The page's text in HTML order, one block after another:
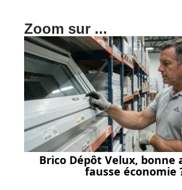
Zoom sur ...
Brico Dépôt Velux, bonne
fausse économie